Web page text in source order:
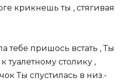
крикнешь ты , стягивая
тебе пришось встать , Ты
туалетному столику ,
Ты спустилась в низ.-